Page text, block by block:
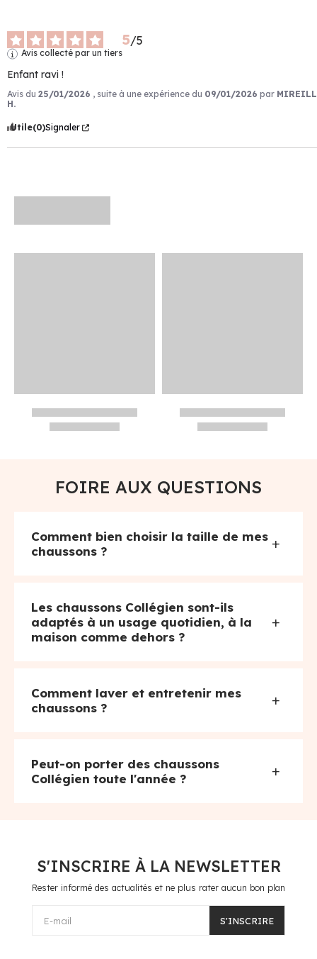
5/5
Avis collecté par un tiers
Enfant ravi !
Avis du 25/01/2026 , suite à une expérience du 09/01/2026 par
H.
Utile(0)Signaler
FOIRE AUX QUESTIONS
Comment bien choisir la taille de mes
chaussons ?
+
Les chaussons Collégien sont-ils
adaptés à un usage quotidien, à la
maison comme dehors ?
+
Comment laver et entretenir mes
chaussons ?
+
Peut-on porter des chaussons
Collégien toute l'année ?
+
S'INSCRIRE À LA NEWSLETTER
Rester informé des actualités et ne plus rater aucun bon plan
E-mail S'INSCRIRE